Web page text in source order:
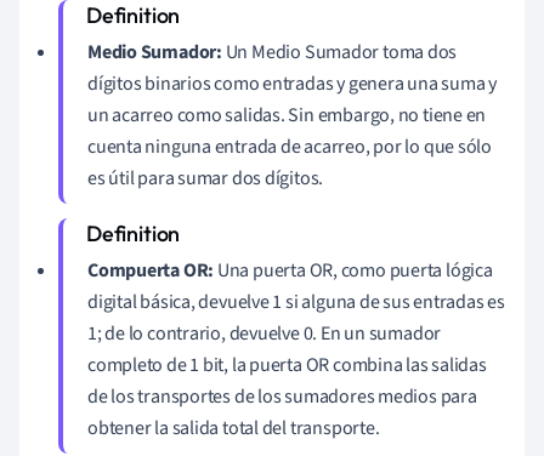
Medio Sumador: Un Medio Sumador toma dos
dígitos binarios como entradas y genera una suma y
un acarreo como salidas. Sin embargo, no tiene en
cuenta ninguna entrada de acarreo, por lo que sólo
es útil para sumar dos dígitos.
Compuerta OR: Una puerta OR, como puerta lógica
digital básica, devuelve 1 si alguna de sus entradas es
1; de lo contrario, devuelve 0. En un sumador
completo de 1 bit, la puerta OR combina las salidas
de los transportes de los sumadores medios para
obtener la salida total del transporte.